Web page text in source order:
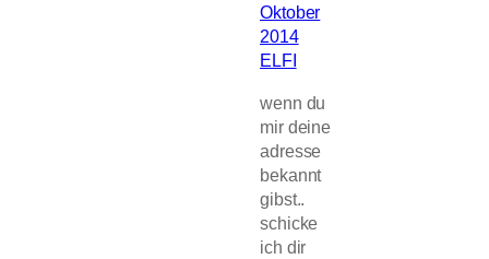
Oktober
2014
ELFI
wenn du
mir deine
adresse
bekannt
gibst..
schicke
ich dir